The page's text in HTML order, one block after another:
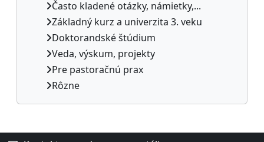
Často kladené otázky, námietky,...
Základný kurz a univerzita 3. veku
Doktorandské štúdium
Veda, výskum, projekty
Pre pastoračnú prax
Rôzne
Dodatočné bloky